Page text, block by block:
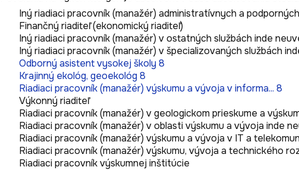
Iný riadiaci pracovník (manažér) administratívnych a
Finančný riaditeľ (ekonomický riaditeľ)
Iný riadiaci pracovník (manažér) v ostatných službách inde
Iný riadiaci pracovník (manažér) v špecializovaných službách
Odborný asistent vysokej školy 8
Krajinný ekológ, geoekológ 8
Riadiaci pracovník (manažér) výskumu a vývoja v informa... 8
Výkonný riaditeľ
Riadiaci pracovník (manažér) v geologickom prieskume a
Riadiaci pracovník (manažér) v oblasti výskumu a vývoja inde
Riadiaci pracovník (manažér) výskumu a vývoja v IT a
Riadiaci pracovník (manažér) výskumu, vývoja a technického
Riadiaci pracovník výskumnej inštitúcie